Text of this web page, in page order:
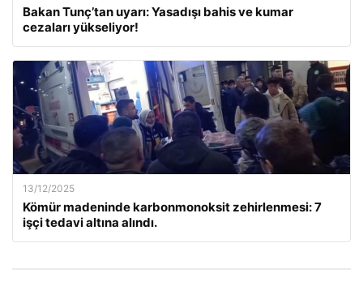
Bakan Tunç’tan uyarı: Yasadışı bahis ve kumar
cezaları yükseliyor!
13/12/2025
Kömür madeninde karbonmonoksit zehirlenmesi: 7
işçi tedavi altına alındı.